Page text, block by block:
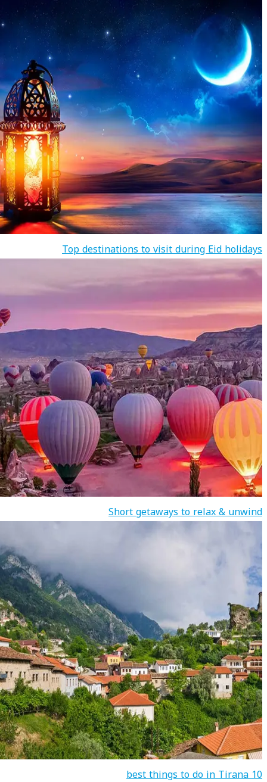
Top destinations to visit during Eid holidays
Short getaways to relax & unwind
10 best things to do in Tirana